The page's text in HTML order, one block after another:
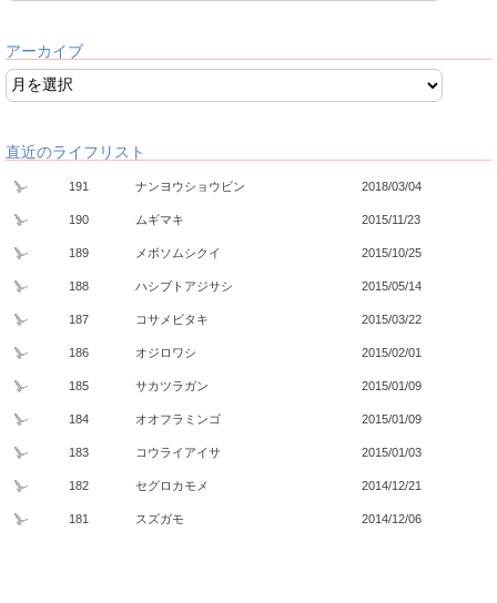
アーカイブ
直近のライフリスト
191 ナンヨウショウビン 2018/03/04
190 ムギマキ 2015/11/23
189 メボソムシクイ 2015/10/25
188 ハシブトアジサシ 2015/05/14
187 コサメビタキ 2015/03/22
186 オジロワシ 2015/02/01
185 サカツラガン 2015/01/09
184 オオフラミンゴ 2015/01/09
183 コウライアイサ 2015/01/03
182 セグロカモメ 2014/12/21
181 スズガモ 2014/12/06